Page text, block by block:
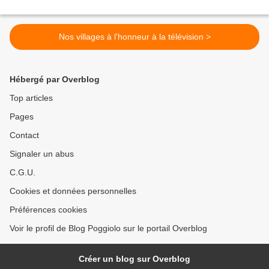
Nos villages à l'honneur à la télévision >
Hébergé par Overblog
Top articles
Pages
Contact
Signaler un abus
C.G.U.
Cookies et données personnelles
Préférences cookies
Voir le profil de Blog Poggiolo sur le portail Overblog
Créer un blog sur Overblog